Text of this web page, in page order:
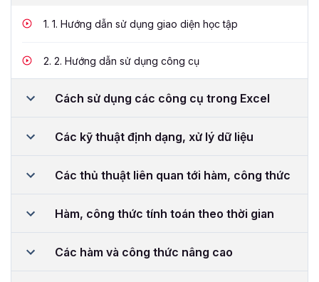
1. 1. Hướng dẫn sử dụng giao diện học tập
2. 2. Hướng dẫn sử dụng công cụ
Cách sử dụng các công cụ trong Excel
Các kỹ thuật định dạng, xử lý dữ liệu
Các thủ thuật liên quan tới hàm, công thức
Hàm, công thức tính toán theo thời gian
Các hàm và công thức nâng cao